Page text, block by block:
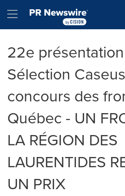
Hamburger menu
22e
Sélection
concours des
Québec - UN
LA RÉGION DES
LAURENTIDES
UN PRIX